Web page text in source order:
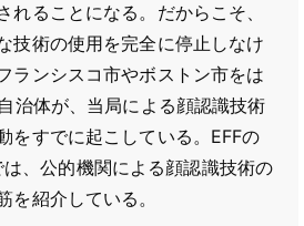
れることになる。だからこそ、
技術の使用を完全に停止しなけ
ランシスコ市やボストン市をは
治体が、当局による顔認識技術
をすでに起こしている。EFFの
、公的機関による顔認識技術の
を紹介している。